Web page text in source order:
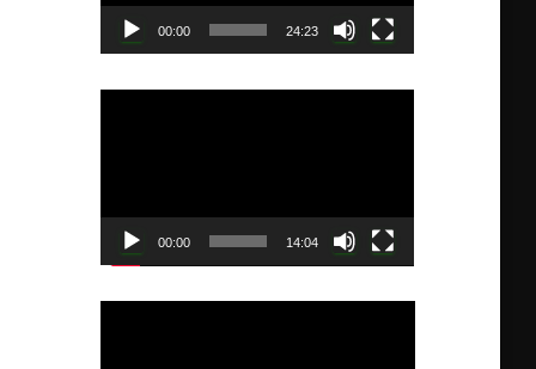
00:00 24:23
00:00 14:04